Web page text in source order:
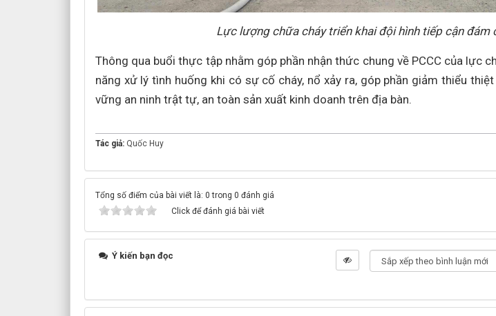
Lực lượng chữa cháy triển khai đội hình tiếp cận đám
Thông qua buổi thực tập nhằm góp phần nhận thức chung về PCCC của lực
năng xử lý tình huống khi có sự cố cháy, nổ xảy ra, góp phần giảm thiểu
vững an ninh trật tự, an toàn sản xuất kinh doanh trên địa bàn.
Tác giả: Quốc Huy
Tổng số điểm của bài viết là: 0 trong 0 đánh giá
Click để đánh giá bài viết
Ý kiến bạn đọc